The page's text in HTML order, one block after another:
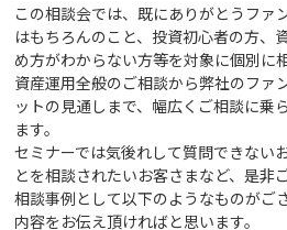
この相談会では、既にありがとうファ
はもちろんのこと、投資初心者の方、
め方がわからない方等を対象に個別に
資産運用全般のご相談から弊社のファ
ットの見通しまで、幅広くご相談に乗
ます。
セミナーでは気後れして質問できない
とを相談されたいお客さまなど、是非
相談事例として以下のようなものがご
内容をお伝え頂ければと思います。